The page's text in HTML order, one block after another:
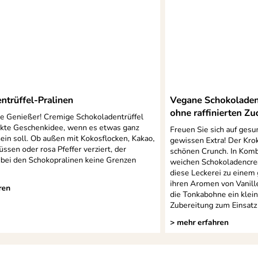
Pralinen
Genießer! Cremige Schokoladentrüffel
Geschenkidee, wenn es etwas ganz
soll. Ob außen mit Kokosflocken, Kakao,
oder rosa Pfeffer verziert, der
den Schokopralinen keine Grenzen
Vegane
ohne raffinierten
Freuen Sie sich auf
gewissen Extra! Der
schönen Crunch. In
weichen
diese Leckerei zu
ihren Aromen von
die Tonkabohne ein
Zubereitung zum
> mehr erfahren